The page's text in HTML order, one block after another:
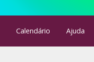
Calendário Ajuda